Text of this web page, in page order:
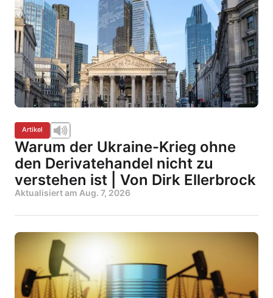
Artikel
Warum der Ukraine-Krieg ohne
den Derivatehandel nicht zu
verstehen ist | Von Dirk Ellerbrock
Aktualisiert am Aug. 7, 2026